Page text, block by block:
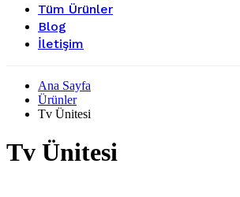
Tüm Ürünler
Blog
İletişim
Ana Sayfa
Ürünler
Tv Ünitesi
Tv Ünitesi